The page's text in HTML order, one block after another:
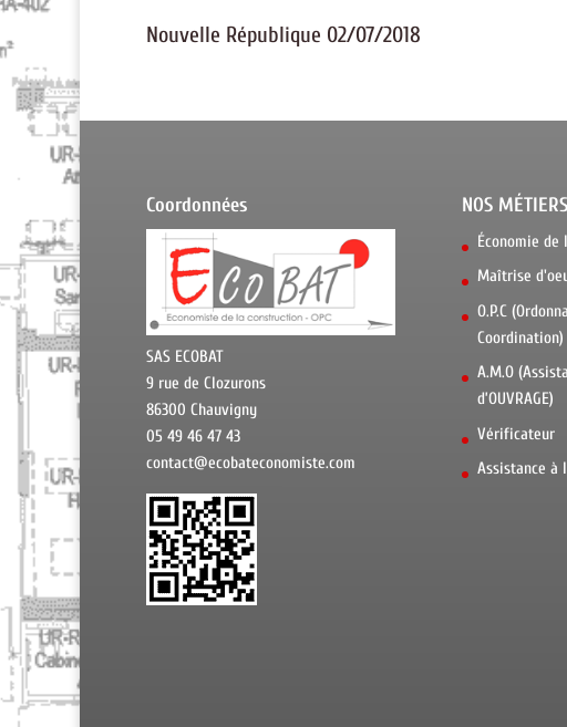
Nouvelle République 02/07/2018
Coordonnées
SAS ECOBAT
9 rue de Clozurons
86300 Chauvigny
05 49 46 47 43
contact@ecobateconomiste.com
NOS MÉTIERS
Économie
Maîtrise
O.P.C
Coordination)
A.M.O
d’OUVRAGE)
Vérificateur
Assistance à